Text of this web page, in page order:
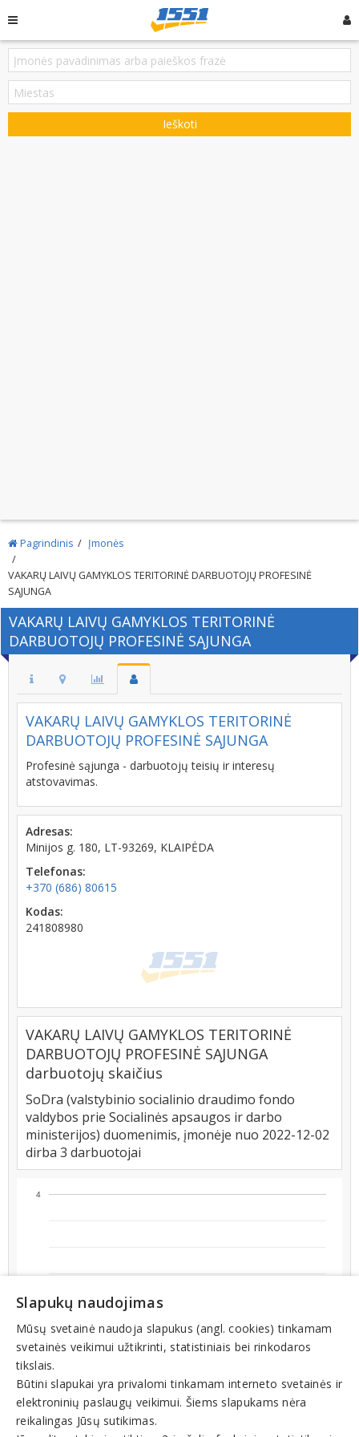
Ieškoti
Pagrindinis Įmonės
VAKARŲ LAIVŲ GAMYKLOS TERITORINĖ DARBUOTOJŲ PROFESINĖ
SĄJUNGA
VAKARŲ LAIVŲ GAMYKLOS TERITORINĖ
DARBUOTOJŲ PROFESINĖ SĄJUNGA
VAKARŲ LAIVŲ GAMYKLOS TERITORINĖ
DARBUOTOJŲ PROFESINĖ SĄJUNGA
Profesinė sąjunga - darbuotojų teisių ir interesų
atstovavimas.
Adresas:
Minijos g. 180, LT-93269, KLAIPĖDA
Telefonas:
+370 (686) 80615
Kodas:
241808980
VAKARŲ LAIVŲ GAMYKLOS TERITORINĖ
DARBUOTOJŲ PROFESINĖ SĄJUNGA
darbuotojų skaičius
SoDra (valstybinio socialinio draudimo fondo
valdybos prie Socialinės apsaugos ir darbo
ministerijos) duomenimis, įmonėje nuo 2022-12-02
dirba 3 darbuotojai
3
4
Slapukų naudojimas
Mūsų svetainė naudoja slapukus (angl. cookies) tinkamam
svetainės veikimui užtikrinti, statistiniais bei rinkodaros
tikslais.
Būtini slapukai yra privalomi tinkamam interneto svetainės ir
elektroninių paslaugų veikimui. Šiems slapukams nėra
reikalingas Jūsų sutikimas.